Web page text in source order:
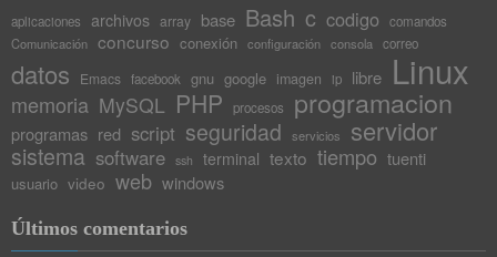
aplicaciones archivos array base Bash c codigo
comandos
Comunicación concurso conexión configuración consola correo
datos Emacs facebook gnu google imagen ip libre Linux
memoria MySQL PHP procesos programacion
programas red script seguridad servicios servidor
sistema software ssh terminal texto tiempo tuenti
usuario video web windows
Últimos comentarios